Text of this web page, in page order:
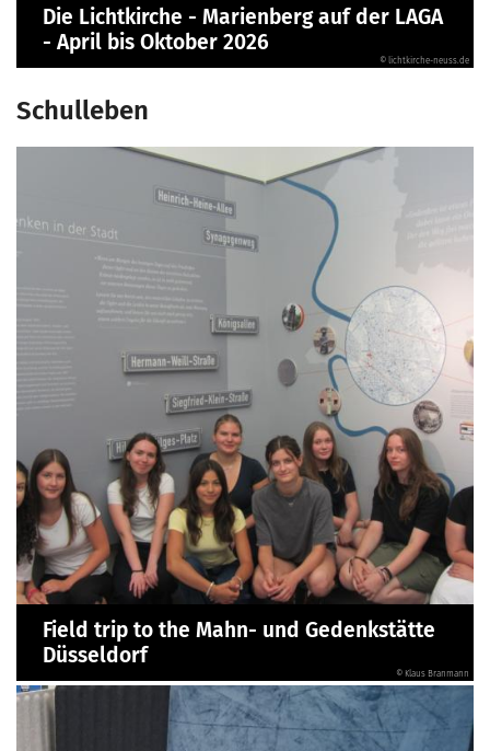
Die Lichtkirche - Marienberg auf der LAGA
- April bis Oktober 2026
© lichtkirche-neuss.de
Schulleben
Field trip to the Mahn- und Gedenkstätte
Düsseldorf
© Klaus Branmann